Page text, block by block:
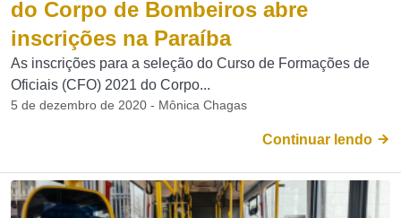
do Corpo de Bombeiros abre
inscrições na Paraíba
As inscrições para a seleção do Curso de Formações de
Oficiais (CFO) 2021 do Corpo...
5 de dezembro de 2020 - Mônica Chagas
Continuar lendo